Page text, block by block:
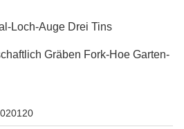
Loch-Auge Drei Tins
Gräben Fork-Hoe Garten-